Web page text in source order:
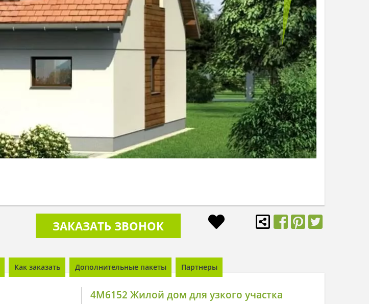
ЗАКАЗАТЬ ЗВОНОК
Как заказать Дополнительные пакеты Партнеры
4M6152 Жилой дом для узкого участка